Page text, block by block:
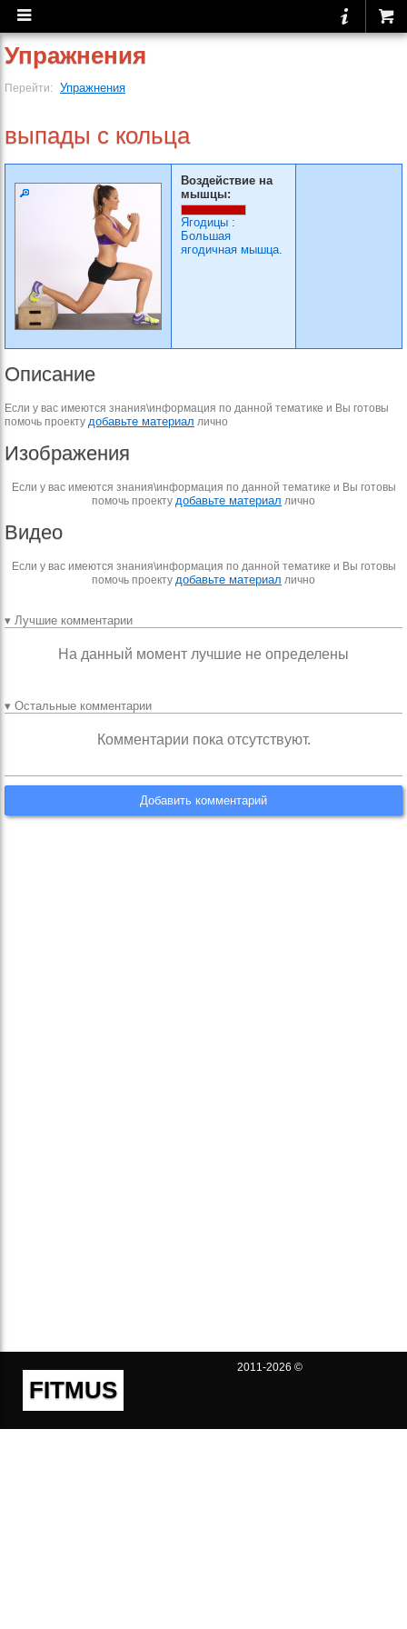
Упражнения
Перейти: Упражнения
выпады с кольца
Воздействие на
мышцы:
Ягодицы :
Большая
ягодичная мышца.
Описание
Если у вас имеются знания\информация по данной тематике и Вы готовы
помочь проекту добавьте материал лично
Изображения
Если у вас имеются знания\информация по данной тематике и Вы готовы
помочь проекту добавьте материал лично
Видео
Если у вас имеются знания\информация по данной тематике и Вы готовы
помочь проекту добавьте материал лично
▾ Лучшие комментарии
На данный момент лучшие не определены
▾ Остальные комментарии
Комментарии пока отсутствуют.
Добавить комментарий
FITMUS
2011-2026 ©